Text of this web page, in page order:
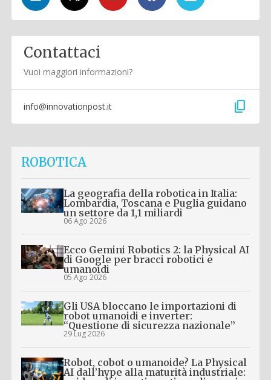
Contattaci
Vuoi maggiori informazioni?
info@innovationpost.it content_copy
ROBOTICA
La geografia della robotica in Italia:
Lombardia, Toscana e Puglia guidano
un settore da 1,1 miliardi
06 Ago 2026
Ecco Gemini Robotics 2: la Physical AI
di Google per bracci robotici e
umanoidi
05 Ago 2026
Gli USA bloccano le importazioni di
robot umanoidi e inverter:
“Questione di sicurezza nazionale”
29 Lug 2026
Robot, cobot o umanoide? La Physical
AI dall’hype alla maturità industriale: